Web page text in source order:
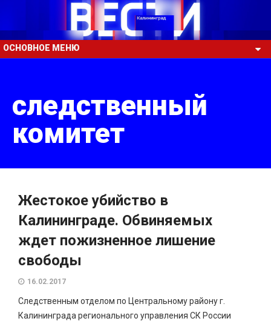
ОСНОВНОЕ МЕНЮ
следственный
комитет
Жестокое убийство в
Калининграде. Обвиняемых
ждет пожизненное лишение
свободы
16.02.2017
Следственным отделом по Центральному району г.
Калининграда регионального управления СК России